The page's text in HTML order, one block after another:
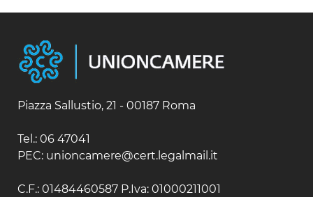
Piazza Sallustio, 21 - 00187 Roma
Tel.: 06 47041
PEC: unioncamere@cert.legalmail.it
C.F.: 01484460587 P.Iva: 01000211001